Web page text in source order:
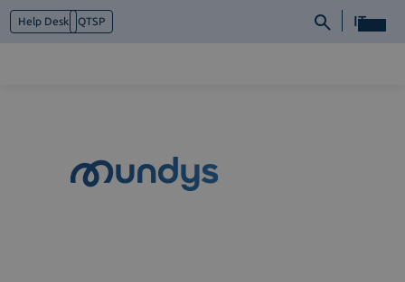
Help Desk QTSP IT
Cosa facciamo
Piattaforme